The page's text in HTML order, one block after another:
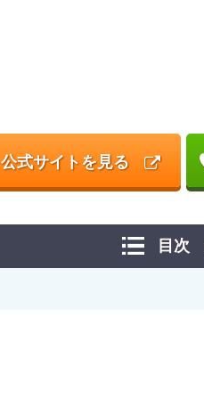
公式サイトを見る
目次